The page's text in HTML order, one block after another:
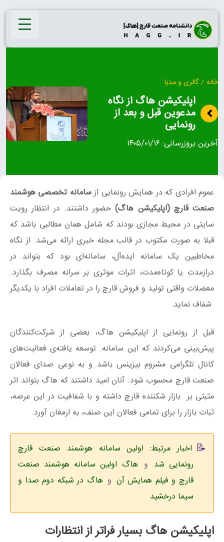
Skip
content
خانه / گالری و مدیا
اپلیکیشن هاگ از نگاه
مدعوین قبل و بعد از
رونمایی
آخرین بروزرسانی: ۱۴۰۵/۰۱/۱۶
عموم افرادی که در همایش رونمایی ازسامانه تخصصی هوشمند
صنعت قارچ (اپلیکیشن هاگ)حضور داشتند. در انتظار رویت
سایتی در محیط مجازی بودند که شامل همان مطالبی باشد که
قبلا به صورت مکتوب در قالب مجله خبری ارائه می‌شد. از نگاه
مخاطبین یک سامانه ایده‌آل، سامانه‌ای بود که بتواند در
درازمدت یا کوتاه‌مدت، اثرات موثری بر سرانه مصرف بگذارد.
معضلات واقتی تولید و فروش قارچ را در تعاملات افراد با یکدیگر
شفاف نماید.
قبل از رونمایی از اپلیکیشن هاگ، بعضی از شرکت‌کنندگان
پیش‌بینی می‌کردند که این سامانه. توسعه یافته‌ی فعالیت‌های
کانال تلگرامی مشروم بیزینس باشد و به نوعی صدای فعالان
صنعت قارچ محسوب ‌شود. آنان امید داشتند که هاگ بتواند اثر
مثبتی بر بازار شکننده قارچ داشته و با شفافیت در این عرصه،
ثبات بازار را برای تمامی فعالان این صنف، به ارمغان آورد.
اخبار مرتبط: اولین سامانه هوشمند صنعت قارچ
رونمایی شد و هاگ اولین سامانه هوشمند صنعت
قارچ و فیلم همایش آن و هاگ در شبکه دوم صدا و
سیما درخشید
اپلیکیشن هاگ بسیار فراتر از انتظارات